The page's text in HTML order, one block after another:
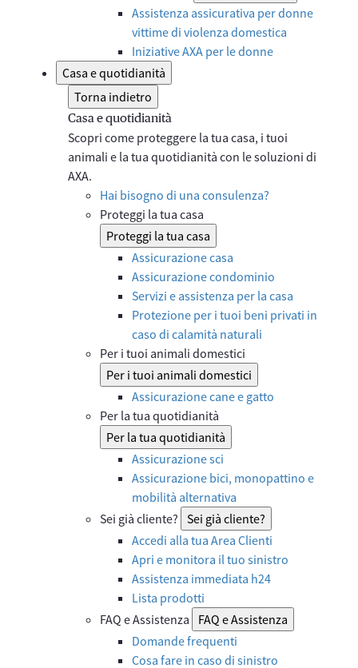
Assistenza assicurativa per donne
vittime di violenza domestica
Iniziative AXA per le donne
Casa e quotidianità
Torna indietro
Casa e quotidianità
Scopri come proteggere la tua casa, i tuoi
animali e la tua quotidianità con le soluzioni di
AXA.
Hai bisogno di una consulenza?
Proteggi la tua casa
Proteggi la tua casa
Assicurazione casa
Assicurazione condominio
Servizi e assistenza per la casa
Protezione per i tuoi beni privati in
caso di calamità naturali
Per i tuoi animali domestici
Per i tuoi animali domestici
Assicurazione cane e gatto
Per la tua quotidianità
Per la tua quotidianità
Assicurazione sci
Assicurazione bici, monopattino e
mobilità alternativa
Sei già cliente? Sei già cliente?
Accedi alla tua Area Clienti
Apri e monitora il tuo sinistro
Assistenza immediata h24
Lista prodotti
FAQ e Assistenza
FAQ e Assistenza
Domande frequenti
Cosa fare in caso di sinistro